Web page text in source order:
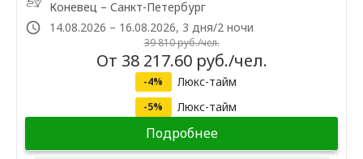
Коневец – Санкт-Петербург
14.08.2026 – 16.08.2026, 3 дня/2 ночи
39 810 руб./чел.
От 38 217.60 руб./чел.
-4% Люкс-тайм
-5% Люкс-тайм
Подробнее